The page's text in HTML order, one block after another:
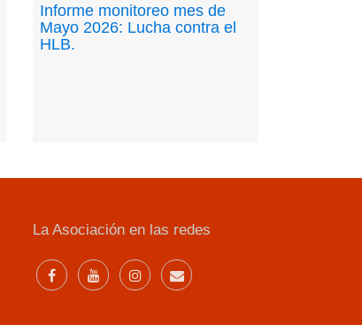
Informe monitoreo mes de
Mayo 2026: Lucha contra el
HLB.
La Asociación en las redes